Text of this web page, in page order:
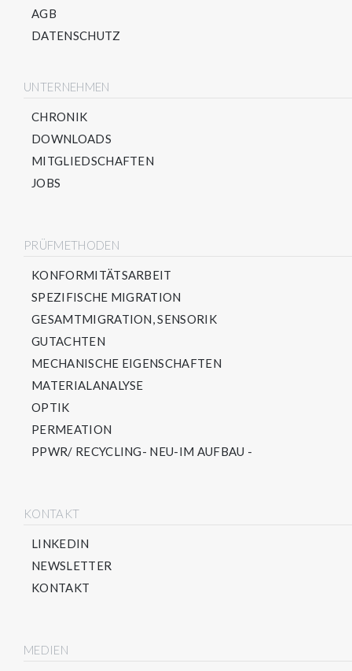
AGB
DATENSCHUTZ
UNTERNEHMEN
CHRONIK
DOWNLOADS
MITGLIEDSCHAFTEN
JOBS
PRÜFMETHODEN
KONFORMITÄTSARBEIT
SPEZIFISCHE MIGRATION
GESAMTMIGRATION, SENSORIK
GUTACHTEN
MECHANISCHE EIGENSCHAFTEN
MATERIALANALYSE
OPTIK
PERMEATION
PPWR/ RECYCLING- NEU-IM AUFBAU -
KONTAKT
LINKEDIN
NEWSLETTER
KONTAKT
MEDIEN